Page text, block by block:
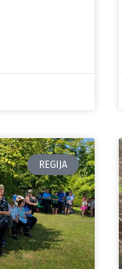
REGIJA